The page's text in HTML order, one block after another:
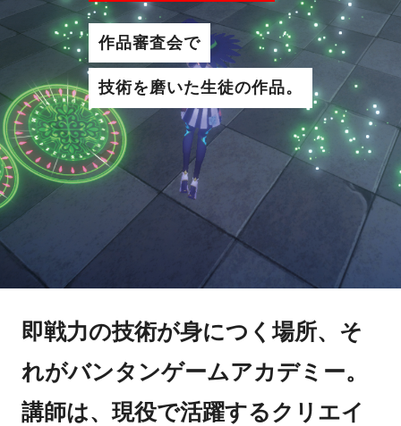
作品審査会で
技術を磨いた生徒の作品。
即戦力の技術が身につく場所、そ
れがバンタンゲームアカデミー。
講師は、現役で活躍するクリエイ